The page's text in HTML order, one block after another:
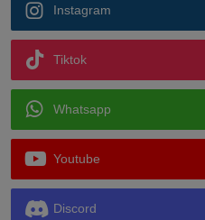
Instagram
Tiktok
Whatsapp
Youtube
Discord